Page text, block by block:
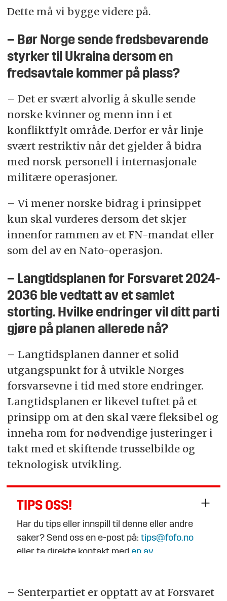
Dette må vi bygge videre på.
– Bør Norge sende fredsbevarende
styrker til Ukraina dersom en
fredsavtale kommer på plass?
– Det er svært alvorlig å skulle sende
norske kvinner og menn inn i et
konfliktfylt område. Derfor er vår linje
svært restriktiv når det gjelder å bidra
med norsk personell i internasjonale
militære operasjoner.
– Vi mener norske bidrag i prinsippet
kun skal vurderes dersom det skjer
innenfor rammen av et FN-mandat eller
som del av en Nato-operasjon.
– Langtidsplanen for Forsvaret 2024-
2036 ble vedtatt av et samlet
storting. Hvilke endringer vil ditt parti
gjøre på planen allerede nå?
– Langtidsplanen danner et solid
utgangspunkt for å utvikle Norges
forsvarsevne i tid med store endringer.
Langtidsplanen er likevel tuftet på et
prinsipp om at den skal være fleksibel og
inneha rom for nødvendige justeringer i
takt med et skiftende trusselbilde og
teknologisk utvikling.
TIPS OSS!
Har du tips eller innspill til denne eller andre
saker? Send oss en e-post på:tips@fofo.no
eller ta direkte kontakt med en av
– Senterpartiet er opptatt av at Forsvaret